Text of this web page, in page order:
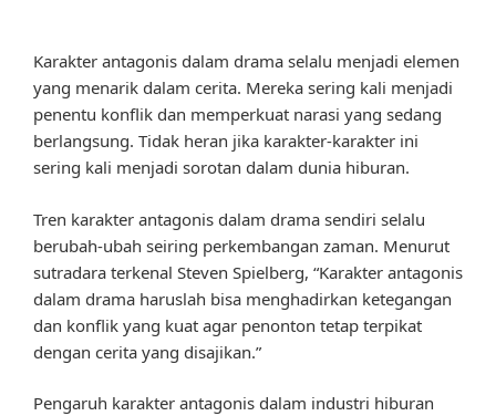
Karakter antagonis dalam drama selalu menjadi elemen
yang menarik dalam cerita. Mereka sering kali menjadi
penentu konflik dan memperkuat narasi yang sedang
berlangsung. Tidak heran jika karakter-karakter ini
sering kali menjadi sorotan dalam dunia hiburan.
Tren karakter antagonis dalam drama sendiri selalu
berubah-ubah seiring perkembangan zaman. Menurut
sutradara terkenal Steven Spielberg, “Karakter antagonis
dalam drama haruslah bisa menghadirkan ketegangan
dan konflik yang kuat agar penonton tetap terpikat
dengan cerita yang disajikan.”
Pengaruh karakter antagonis dalam industri hiburan